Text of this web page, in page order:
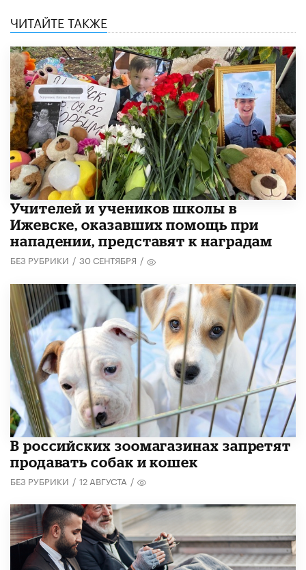
ЧИТАЙТЕ ТАКЖЕ
​Учителей и учеников школы в
Ижевске, оказавших помощь при
нападении, представят к наградам
БЕЗ РУБРИКИ / 30 СЕНТЯБРЯ /
В российских зоомагазинах запретят
продавать собак и кошек
БЕЗ РУБРИКИ / 12 АВГУСТА /